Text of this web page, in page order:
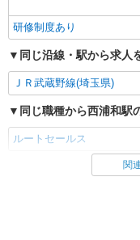
研修制度あり
同じ沿線・駅から求人
ＪＲ武蔵野線(埼玉県)
同じ職種から西浦和駅
ルートセールス
同じ雇用形態から西浦
関